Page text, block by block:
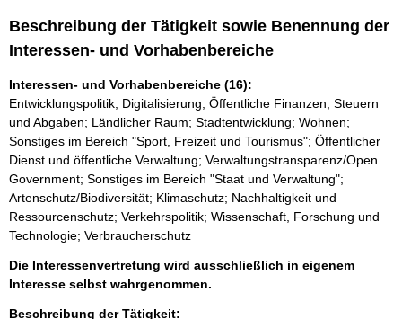
Beschreibung der Tätigkeit sowie Benennung der
Interessen- und Vorhabenbereiche
Interessen- und Vorhabenbereiche (16):
Entwicklungspolitik; Digitalisierung; Öffentliche Finanzen, Steuern
und Abgaben; Ländlicher Raum; Stadtentwicklung; Wohnen;
Sonstiges im Bereich "Sport, Freizeit und Tourismus"; Öffentlicher
Dienst und öffentliche Verwaltung; Verwaltungstransparenz/Open
Government; Sonstiges im Bereich "Staat und Verwaltung";
Artenschutz/Biodiversität; Klimaschutz; Nachhaltigkeit und
Ressourcenschutz; Verkehrspolitik; Wissenschaft, Forschung und
Technologie; Verbraucherschutz
Die Interessenvertretung wird ausschließlich in eigenem
Interesse selbst wahrgenommen.
Beschreibung der Tätigkeit: